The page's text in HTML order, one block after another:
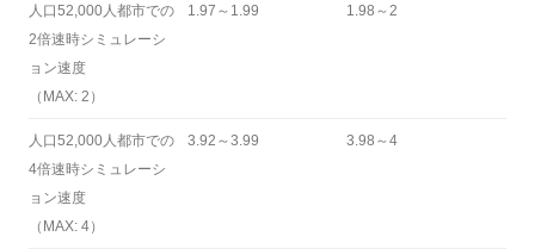
人口52,000人都市での
2倍速時シミュレーシ
ョン速度
（MAX: 2）
1.97～1.99 1.98～2
人口52,000人都市での
4倍速時シミュレーシ
ョン速度
（MAX: 4）
3.92～3.99 3.98～4